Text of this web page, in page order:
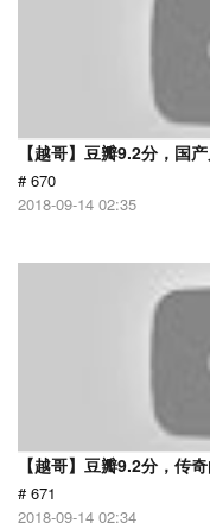
【越哥】豆瓣9.2分，国
# 670
2018-09-14 02:35
【越哥】豆瓣9.2分，传
# 671
2018-09-14 02:34